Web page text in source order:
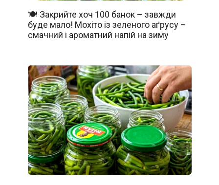
🍽️ Закрийте хоч 100 банок – завжди
буде мало! Мохіто із зеленого аґрусу –
смачний і ароматний напій на зиму